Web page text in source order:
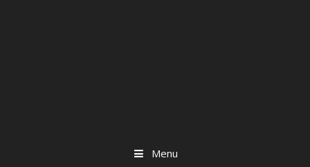
Menu